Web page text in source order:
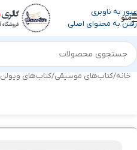
عبور به ناوبری
رفتن به محتوای اصلی
منو
خانه/کتاب‌های موسیقی/کتاب‌های ویولن